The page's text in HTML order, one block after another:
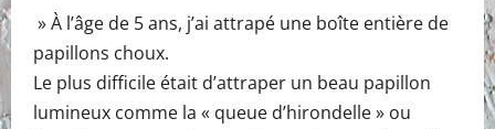
» À l’âge de 5 ans, j’ai attrapé une boîte entière de
papillons choux.
Le plus difficile était d’attraper un beau papillon
lumineux comme la « queue d’hirondelle » ou